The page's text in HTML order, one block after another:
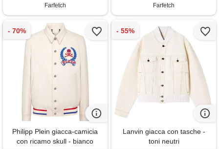
Farfetch
Farfetch
Philipp Plein giacca-camicia
con ricamo skull - bianco
Lanvin giacca con tasche -
toni neutri